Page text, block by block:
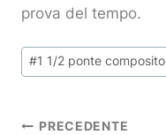
prova del tempo.
Tag
articolo:
#1 1/2 ponte composito
PRECEDENTE